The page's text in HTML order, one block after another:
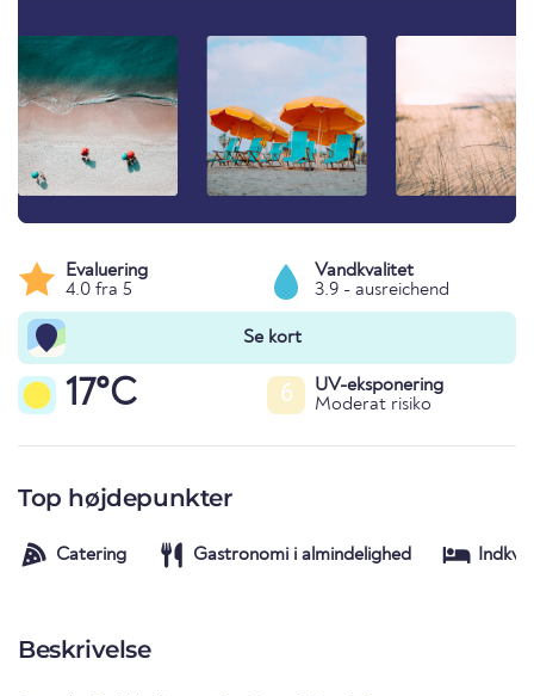
Evaluering
4.0 fra 5
Vandkvalitet
3.9 - ausreichend
Se kort
17°C 6
UV-eksponering
Moderat risiko
Top højdepunkter
Catering Gastronomi i almindelighed
Beskrivelse